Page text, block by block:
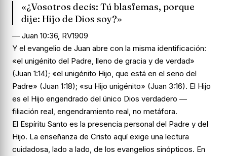
«¿Vosotros decís: Tú blasfemas, porque
dije: Hijo de Dios soy?»
— Juan 10:36, RV1909
Y el evangelio de Juan abre con la misma identificación:
«el unigénito del Padre, lleno de gracia y de verdad»
(Juan 1:14); «el unigénito Hijo, que está en el seno del
Padre» (Juan 1:18); «su Hijo unigénito» (Juan 3:16). El Hijo
es el Hijo engendrado del único Dios verdadero —
filiación real, engendramiento real, no metáfora.
El Espíritu Santo es la presencia personal del Padre y del
Hijo. La enseñanza de Cristo aquí exige una lectura
cuidadosa, lado a lado, de los evangelios sinópticos. En